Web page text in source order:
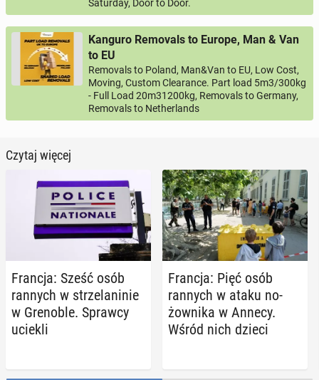
Saturday, Door to Door.
Kanguro Removals to Europe, Man & Van
to EU
Removals to Poland, Man&Van to EU, Low Cost,
Moving, Custom Clearance. Part load 5m3/300kg
- Full Load 20m31200kg, Removals to Germany,
Removals to Netherlands
Czytaj więcej
Francja: Sześć osób
rannych w strze­la­ni­nie
w Gre­no­ble. Sprawcy
uciekli
Francja: Pięć osób
rannych w ataku no­
żow­ni­ka w Annecy.
Wśród nich dzieci